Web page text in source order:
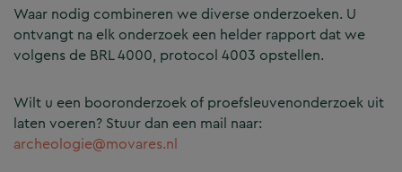
Waar nodig combineren we diverse onderzoeken. U
ontvangt na elk onderzoek een helder rapport dat we
volgens de BRL 4000, protocol 4003 opstellen.
Wilt u een booronderzoek of proefsleuvenonderzoek uit
laten voeren? Stuur dan een mail naar:
archeologie@movares.nl